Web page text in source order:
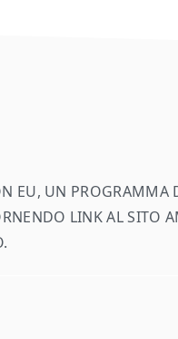
EU, UN PROGRAMMA
LINK AL SITO